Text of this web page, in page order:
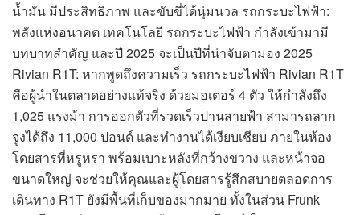
น้ำมัน มีประสิทธิภาพ และขับขี่ได้นุ่มนวล รถกระบะไฟฟ้า:
พลังแห่งอนาคต เทคโนโลยี รถกระบะไฟฟ้า กำลังเข้ามามี
บทบาทสำคัญ และปี 2025 จะเป็นปีที่น่าจับตามอง 2025
Rivian R1T: หากพูดถึงความเร็ว รถกระบะไฟฟ้า Rivian R1T
คือผู้นำในตลาดอย่างแท้จริง ด้วยมอเตอร์ 4 ตัว ให้กำลังถึง
1,025 แรงม้า การออกตัวที่รวดเร็วปานสายฟ้า สามารถลาก
จูงได้ถึง 11,000 ปอนด์ และทำงานได้เงียบเชียบ ภายในห้อง
โดยสารที่หรูหรา พร้อมเบาะหลังที่กว้างขวาง และหน้าจอ
ขนาดใหญ่ จะช่วยให้คุณและผู้โดยสารรู้สึกสบายตลอดการ
เดินทาง R1T ยังมีพื้นที่เก็บของมากมาย ทั้งในส่วน Frunk